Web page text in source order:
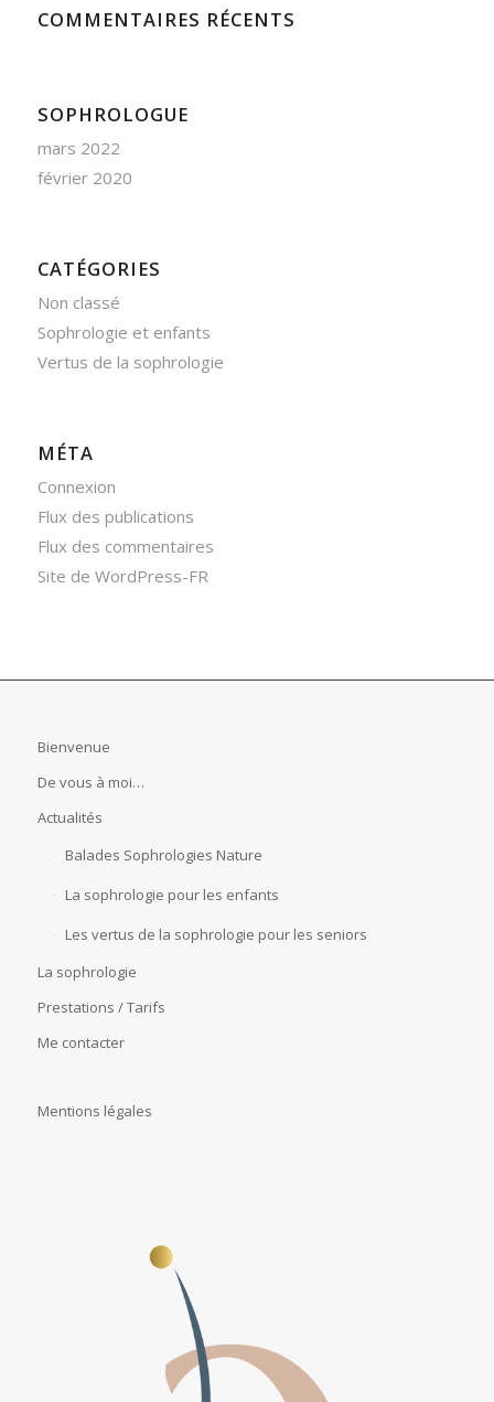
COMMENTAIRES RÉCENTS
SOPHROLOGUE
mars 2022
février 2020
CATÉGORIES
Non classé
Sophrologie et enfants
Vertus de la sophrologie
MÉTA
Connexion
Flux des publications
Flux des commentaires
Site de WordPress-FR
Bienvenue
De vous à moi…
Actualités
Balades Sophrologies Nature
La sophrologie pour les enfants
Les vertus de la sophrologie pour les seniors
La sophrologie
Prestations / Tarifs
Me contacter
Mentions légales